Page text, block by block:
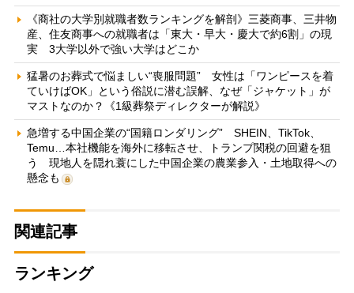
《商社の大学別就職者数ランキングを解剖》三菱商事、三井物
産、住友商事への就職者は「東大・早大・慶大で約6割」の現
実 3大学以外で強い大学はどこか
猛暑のお葬式で悩ましい“喪服問題” 女性は「ワンピースを着
ていけばOK」という俗説に潜む誤解、なぜ「ジャケット」が
マストなのか？《1級葬祭ディレクターが解説》
急増する中国企業の“国籍ロンダリング” SHEIN、TikTok、
Temu…本社機能を海外に移転させ、トランプ関税の回避を狙
う 現地人を隠れ蓑にした中国企業の農業参入・土地取得への
懸念も
関連記事
ランキング